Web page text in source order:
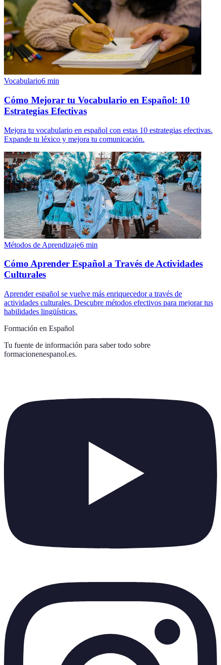
Vocabulario6 min
Cómo Mejorar tu Vocabulario en Español: 10
Estrategias Efectivas
Mejora tu vocabulario en español con estas 10 estrategias efectivas.
Expande tu léxico y mejora tu comunicación.
Métodos de Aprendizaje6 min
Cómo Aprender Español a Través de Actividades
Culturales
Aprender español se vuelve más enriquecedor a través de
actividades culturales. Descubre métodos efectivos para mejorar tus
habilidades lingüísticas.
Formación en Español
Tu fuente de información para saber todo sobre
formacionenespanol.es.